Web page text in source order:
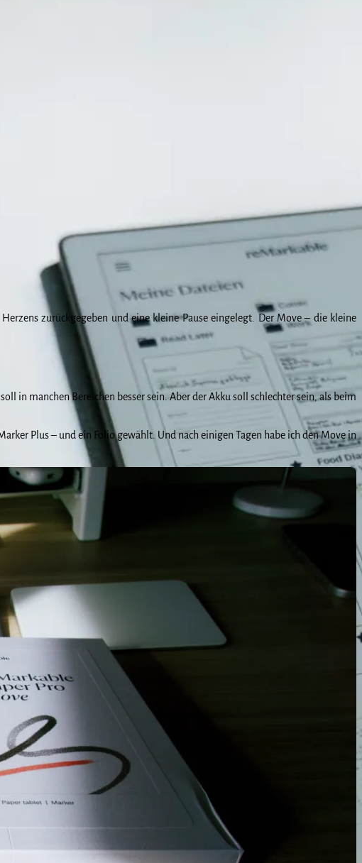
zurückgegeben und eine kleine Pause eingelegt. Der Move – die kleine
in manchen Bereichen besser sein. Aber der Akku soll schlechter sein, als beim
Plus – und ein Folio gewählt. Und nach einigen Tagen habe ich den Move in